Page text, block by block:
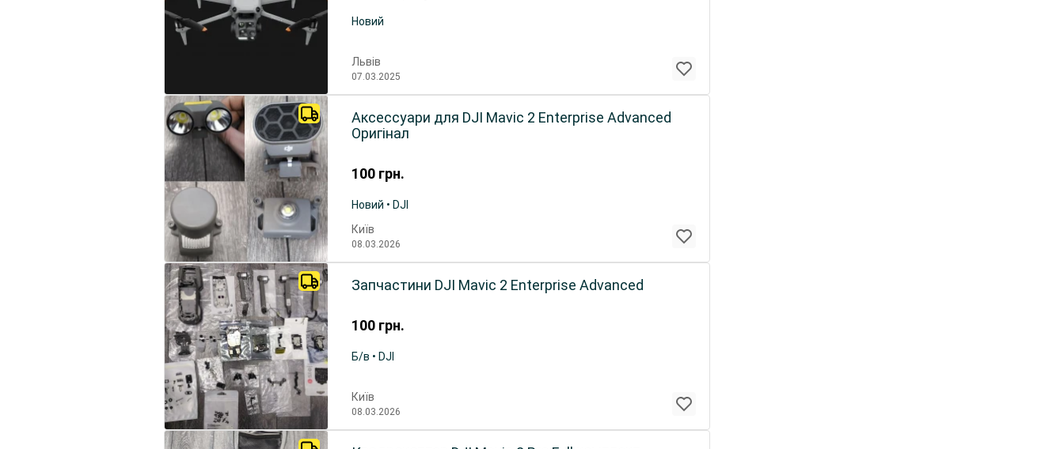
Новий
Львів
07.03.2025
100 грн.
Аксессуари для DJI Mavic 2 Enterprise Advanced
Оригінал
Новий • DJI
Київ
08.03.2026
100 грн.
Запчастини DJI Mavic 2 Enterprise Advanced
Б/в • DJI
Київ
08.03.2026